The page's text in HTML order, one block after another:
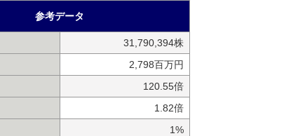
参考データ
31,790,394株
2,798百万円
120.55倍
1.82倍
1%